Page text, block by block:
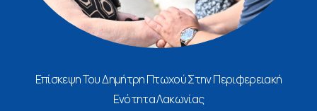
Επίσκεψη Του Δημήτρη Πτωχού Στην Περιφερειακή
Ενότητα Λακωνίας